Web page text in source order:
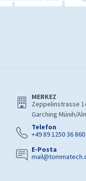
MERKEZ
Zeppelinstrasse
Garching Münih/
Telefon
+49 89 1250 36 860
E-Posta